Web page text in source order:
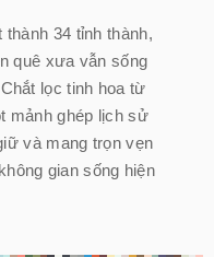
34 tỉnh thành,
quê xưa vẫn sống
lọc tinh hoa từ
mảnh ghép lịch sử
và mang trọn vẹn
gian sống hiện